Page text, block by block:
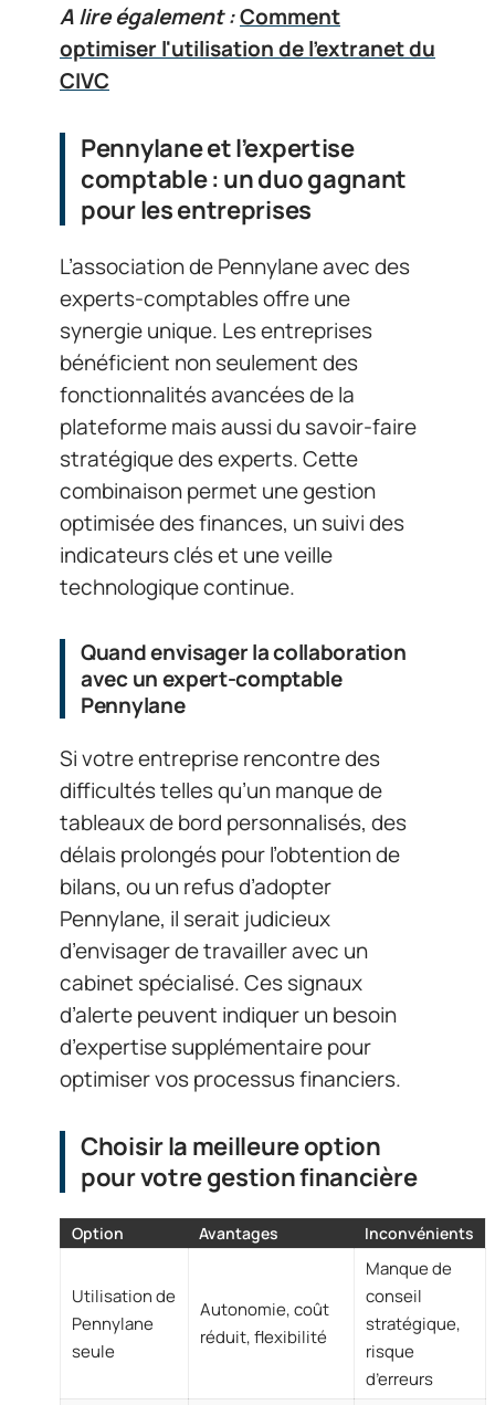
A lire également :Comment
optimiser l'utilisation de l'extranet du
CIVC
Pennylane et l’expertise
comptable : un duo gagnant
pour les entreprises
L’association de Pennylane avec des
experts-comptables offre une
synergie unique. Les entreprises
bénéficient non seulement des
fonctionnalités avancées de la
plateforme mais aussi du savoir-faire
stratégique des experts. Cette
combinaison permet une gestion
optimisée des finances, un suivi des
indicateurs clés et une veille
technologique continue.
Quand envisager la collaboration
avec un expert-comptable
Pennylane
Si votre entreprise rencontre des
difficultés telles qu’un manque de
tableaux de bord personnalisés, des
délais prolongés pour l’obtention de
bilans, ou un refus d’adopter
Pennylane, il serait judicieux
d’envisager de travailler avec un
cabinet spécialisé. Ces signaux
d’alerte peuvent indiquer un besoin
d’expertise supplémentaire pour
optimiser vos processus financiers.
Choisir la meilleure option
pour votre gestion financière
Option Avantages Inconvénients
Utilisation de
Pennylane
seule
Autonomie, coût
réduit, flexibilité
Manque de
conseil
stratégique,
risque
d’erreurs